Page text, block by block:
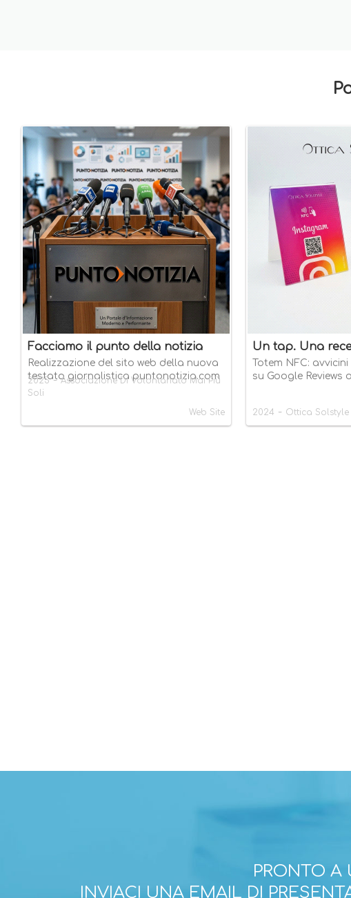
Facciamo il punto della notizia
Realizzazione del sito web della nuova
testata giornalistica puntonotizia.com
2025-Associazione Di Volontariato Mai Più
Soli
Web Site
Un tap. Una
Totem NFC:
su Google Reviews
2024 - Ottica Solstyle
PRONTO A
INVIACI UNA EMAIL DI